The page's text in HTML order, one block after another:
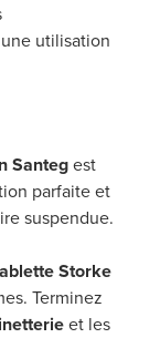
utilisation
Santegest
parfaite et
suspendue.
Storke
Terminez
et les